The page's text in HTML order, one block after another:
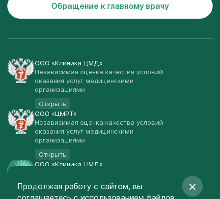
Обращение к главному врачу
ООО «Клиника ЦМД»
Независимая оценка качества условий
оказания услуг медицинскими
организациями
Открыть
ООО «ЦМРТ»
Независимая оценка качества условий
оказания услуг медицинскими
организациями
Открыть
ООО «Клиника ЦМД»
Открыть
Продолжая работу с сайтом, вы